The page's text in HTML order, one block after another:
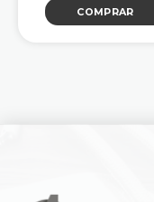
COMPRAR